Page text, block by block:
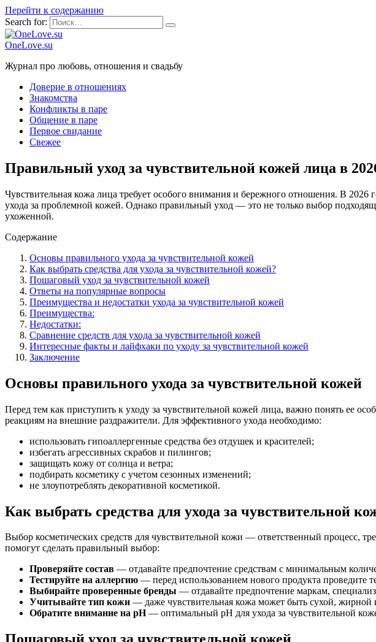
Перейти к содержанию
Search for:
OneLove.su
Журнал про любовь, отношения и свадьбу
Доверие в отношениях
Знакомства
Конфликты в паре
Общение в паре
Первое свидание
Свежее
Правильный уход за чувствительной кожей лица в
Чувствительная кожа лица требует особого внимания и бережного отношения. В
ухода за проблемной кожей. Однако правильный уход — это не только выбор
ухоженной.
Содержание
Основы правильного ухода за чувствительной кожей
Как выбрать средства для ухода за чувствительной кожей?
Пошаговый уход за чувствительной кожей
Ответы на популярные вопросы
Преимущества и недостатки ухода за чувствительной кожей
Преимущества:
Недостатки:
Сравнение средств для ухода за чувствительной кожей
Интересные факты и лайфхаки по уходу за чувствительной кожей
Заключение
Основы правильного ухода за чувствительной кожей
Перед тем как приступить к уходу за чувствительной кожей лица, важно понять ее
реакциям на внешние раздражители. Для эффективного ухода необходимо:
использовать гипоаллергенные средства без отдушек и красителей;
избегать агрессивных скрабов и пилингов;
защищать кожу от солнца и ветра;
подбирать косметику с учетом сезонных изменений;
не злоупотреблять декоративной косметикой.
Как выбрать средства для ухода за чувствительной
Выбор косметических средств для чувствительной кожи — ответственный процесс,
помогут сделать правильный выбор:
Проверяйте состав — отдавайте предпочтение средствам с минимальным
Тестируйте на аллергию — перед использованием нового продукта проведите
Выбирайте проверенные бренды — отдавайте предпочтение маркам,
Учитывайте тип кожи — даже чувствительная кожа может быть сухой, жирной
Обратите внимание на pH— оптимальный pH для ухода за чувствительной